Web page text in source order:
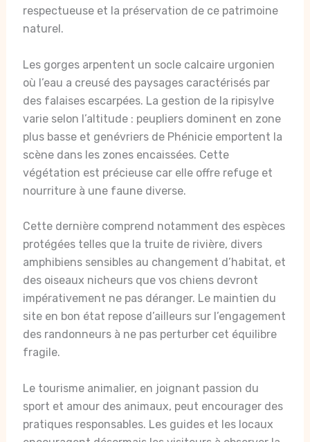
respectueuse et la préservation de ce patrimoine
naturel.
Les gorges arpentent un socle calcaire urgonien
où l’eau a creusé des paysages caractérisés par
des falaises escarpées. La gestion de la ripisylve
varie selon l’altitude : peupliers dominent en zone
plus basse et genévriers de Phénicie emportent la
scène dans les zones encaissées. Cette
végétation est précieuse car elle offre refuge et
nourriture à une faune diverse.
Cette dernière comprend notamment des espèces
protégées telles que la truite de rivière, divers
amphibiens sensibles au changement d’habitat, et
des oiseaux nicheurs que vos chiens devront
impérativement ne pas déranger. Le maintien du
site en bon état repose d’ailleurs sur l’engagement
des randonneurs à ne pas perturber cet équilibre
fragile.
Le tourisme animalier, en joignant passion du
sport et amour des animaux, peut encourager des
pratiques responsables. Les guides et les locaux